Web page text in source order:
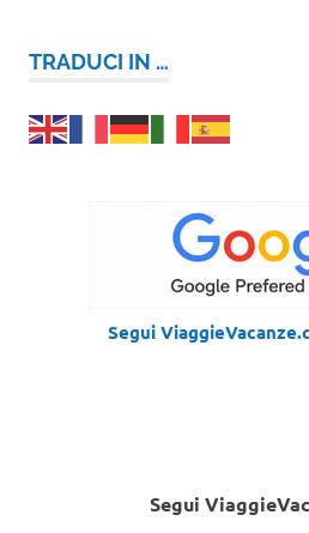
TRADUCI IN …
Segui
Segui